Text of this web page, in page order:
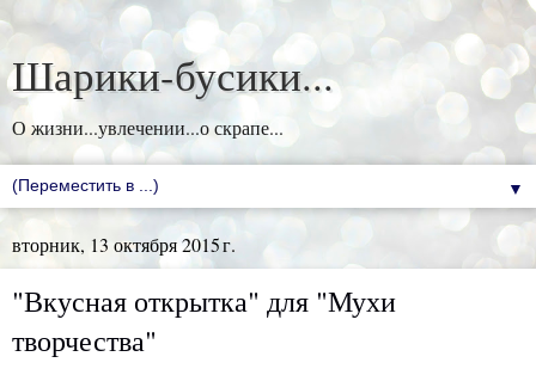
Шарики-бусики...
О жизни...увлечении...о скрапе...
▼
вторник, 13 октября 2015 г.
"Вкусная открытка" для "Мухи
творчества"